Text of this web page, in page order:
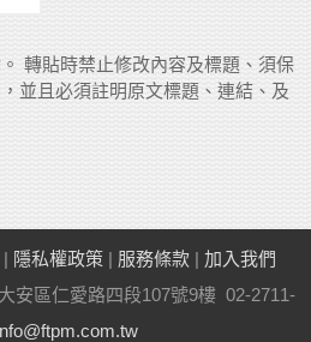
轉貼時禁止修改內容及標題、須保
並且必須註明原文標題、連結、及
隱私權政策 服務條款
加入我們
安區仁愛路四段107號9樓 02-2711-